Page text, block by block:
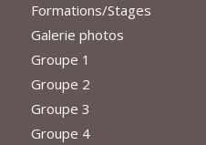
Formations/Stages
Galerie photos
Groupe 1
Groupe 2
Groupe 3
Groupe 4